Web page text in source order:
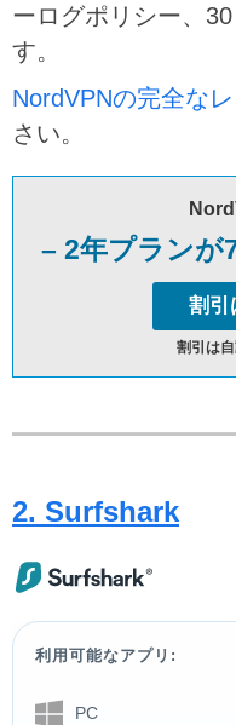
ーログポリシー、
す。
NordVPNの完全な
さい。
– 2年プランが
割引
割引は
2. Surfshark
利用可能なアプリ:
PC